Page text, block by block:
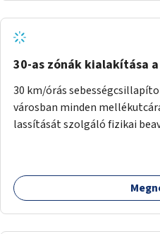
30-as zónák kialakítása
30 km/órás
városban minden
lassítását szolgáló fizikai
közlekedésnek. Elsőként az
Karolina út - Hamzsabégi út -